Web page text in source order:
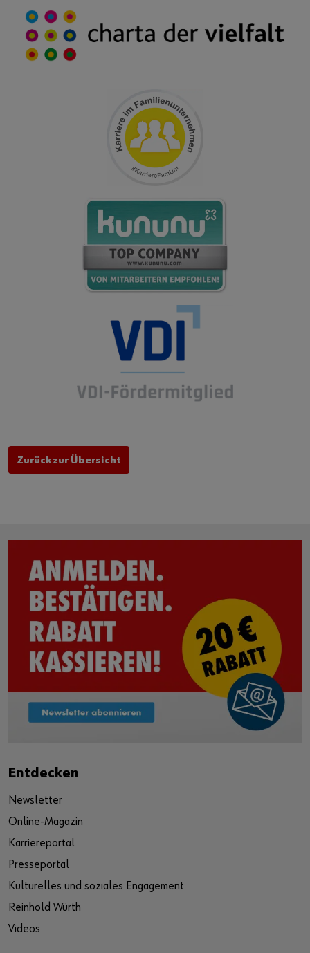
Zurück zur Übersicht
Entdecken
Newsletter
Online-Magazin
Karriereportal
Presseportal
Kulturelles und soziales Engagement
Reinhold Würth
Videos